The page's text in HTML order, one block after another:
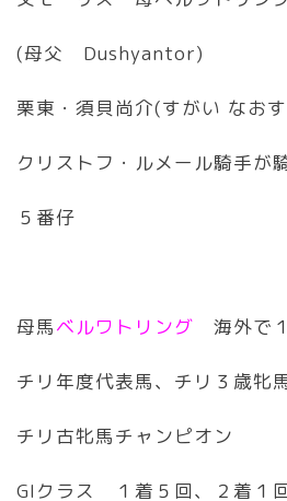
(母父 Dushyantor)
栗東・須貝尚介(すがい なお
クリストフ・ルメール騎手が
５番仔
母馬ベルワトリング 海外で
チリ年度代表馬、チリ３歳牝
チリ古牝馬チャンピオン
GIクラス １着５回、２着１